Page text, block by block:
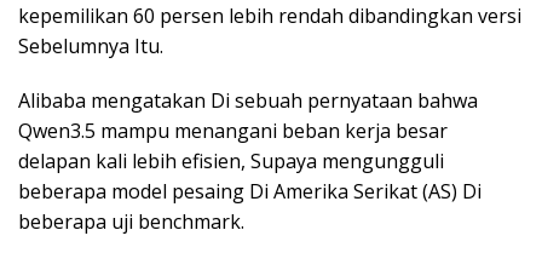
kepemilikan 60 persen lebih rendah dibandingkan versi
Sebelumnya Itu.
Alibaba mengatakan Di sebuah pernyataan bahwa
Qwen3.5 mampu menangani beban kerja besar
delapan kali lebih efisien, Supaya mengungguli
beberapa model pesaing Di Amerika Serikat (AS) Di
beberapa uji benchmark.